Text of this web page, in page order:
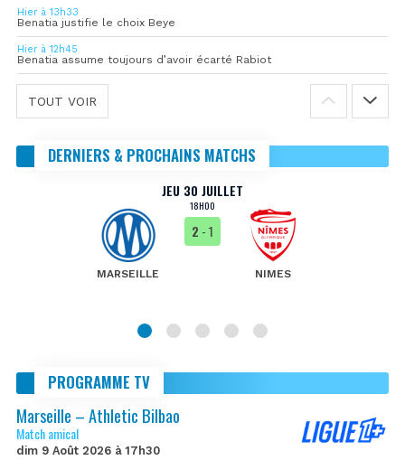
Hier à 13h33
Benatia justifie le choix Beye
Hier à 12h45
Benatia assume toujours d’avoir écarté Rabiot
TOUT VOIR
DERNIERS & PROCHAINS MATCHS
JEU 30 JUILLET
18H00
MARSEILLE
2 - 1
NIMES
PROGRAMME TV
Marseille – Athletic Bilbao
Match amical
dim 9 Août 2026 à 17h30